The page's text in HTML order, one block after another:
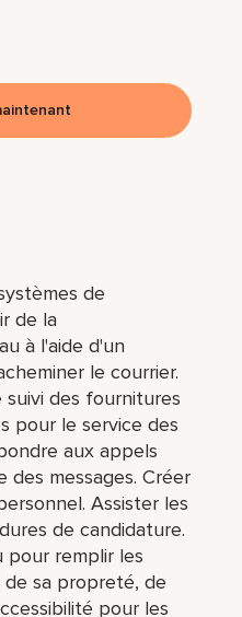
de
de la
à l'aide d'un
le courrier.
suivi des fournitures
pour le service des
aux appels
messages. Créer
Assister les
de candidature.
pour remplir les
sa propreté, de
pour les